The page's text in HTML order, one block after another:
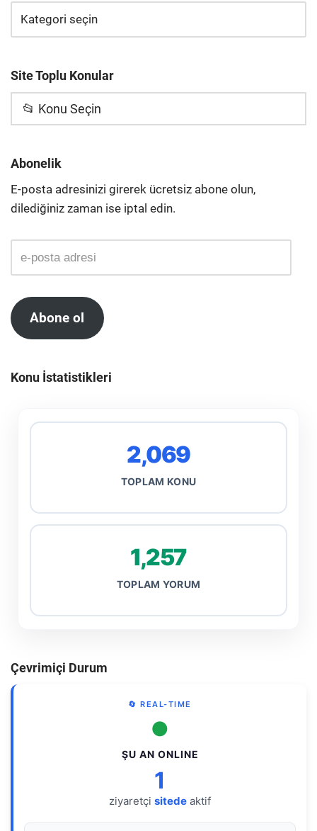
Site Toplu Konular
📂 Konu Seçin
Abonelik
E-posta adresinizi girerek ücretsiz abone olun,
dilediğiniz zaman ise iptal edin.
Abone ol
Konu İstatistikleri
2,069
TOPLAM KONU
1,257
TOPLAM YORUM
Çevrimiçi Durum
🔄 REAL-TIME
●
ŞU AN ONLINE
1
ziyaretçi sitede aktif